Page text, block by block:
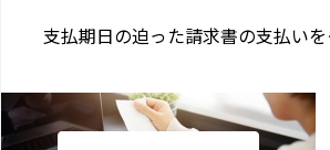
支払期日の迫った請求書の支払い